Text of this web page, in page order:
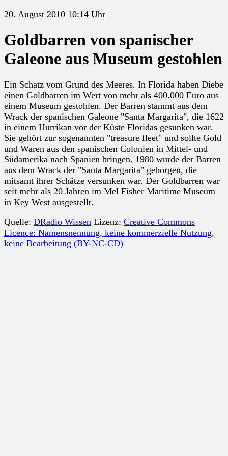
20. August 2010 10:14 Uhr
Goldbarren von spanischer
Galeone aus Museum gestohlen
Ein Schatz vom Grund des Meeres. In Florida haben Diebe
einen Goldbarren im Wert von mehr als 400.000 Euro aus
einem Museum gestohlen. Der Barren stammt aus dem
Wrack der spanischen Galeone "Santa Margarita", die 1622
in einem Hurrikan vor der Küste Floridas gesunken war.
Sie gehört zur sogenannten "treasure fleet" und sollte Gold
und Waren aus den spanischen Colonien in Mittel- und
Südamerika nach Spanien bringen. 1980 wurde der Barren
aus dem Wrack der "Santa Margarita" geborgen, die
mitsamt ihrer Schätze versunken war. Der Goldbarren war
seit mehr als 20 Jahren im Mel Fisher Maritime Museum
in Key West ausgestellt.
Quelle: DRadio Wissen Lizenz: Creative Commons
Licence: Namensnennung, keine kommerzielle Nutzung,
keine Bearbeitung (BY-NC-CD)